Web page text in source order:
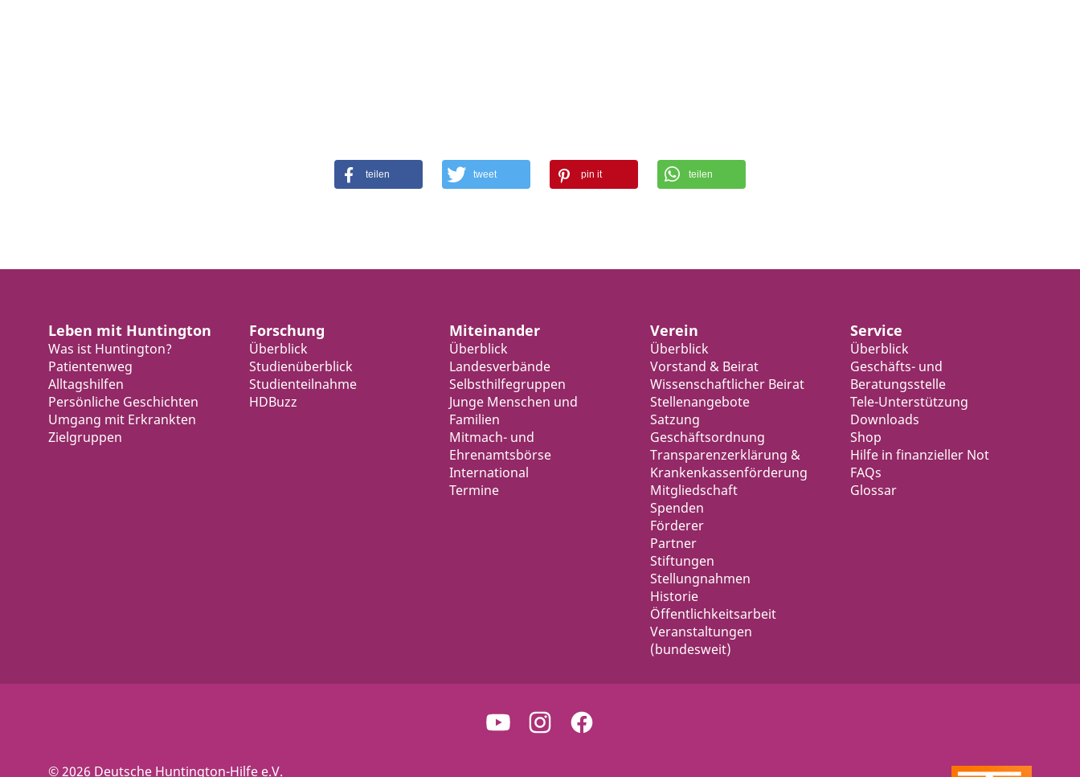
teilen tweet pin it teilen
Leben mit Huntington
Was ist Huntington?
Patientenweg
Alltagshilfen
Persönliche Geschichten
Umgang mit Erkrankten
Zielgruppen
Forschung
Überblick
Studienüberblick
Studienteilnahme
HDBuzz
Miteinander
Überblick
Landesverbände
Selbsthilfegruppen
Junge Menschen und
Familien
Mitmach- und
Ehrenamtsbörse
International
Termine
Verein
Überblick
Vorstand & Beirat
Wissenschaftlicher Beirat
Stellenangebote
Satzung
Geschäftsordnung
Transparenzerklärung &
Krankenkassenförderung
Mitgliedschaft
Spenden
Förderer
Partner
Stiftungen
Stellungnahmen
Historie
Öffentlichkeitsarbeit
Veranstaltungen
(bundesweit)
Service
Überblick
Geschäfts- und
Beratungsstelle
Tele-Unterstützung
Downloads
Shop
Hilfe in finanzieller Not
FAQs
Glossar
© 2026 Deutsche Huntington-Hilfe e.V.